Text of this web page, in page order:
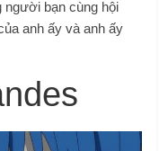
người bạn cùng hội
anh ấy và anh ấy